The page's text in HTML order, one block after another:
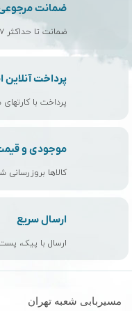
ضمانت مرجوعی
ضمانت تا حداکثر ۷ روز
پرداخت آنلاین
پرداخت با
موجودی و
کالاها بروزرسانی
ارسال سریع
ارسال با پیک،
مسیربابی شعبه تهران